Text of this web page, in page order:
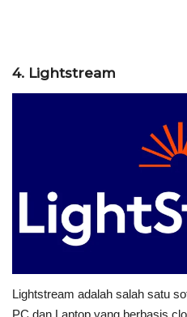
4. Lightstream
Lightstream adalah salah satu
PC dan Laptop yang berbasis